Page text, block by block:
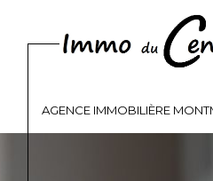
AGENCE IMMOBILIÈRE